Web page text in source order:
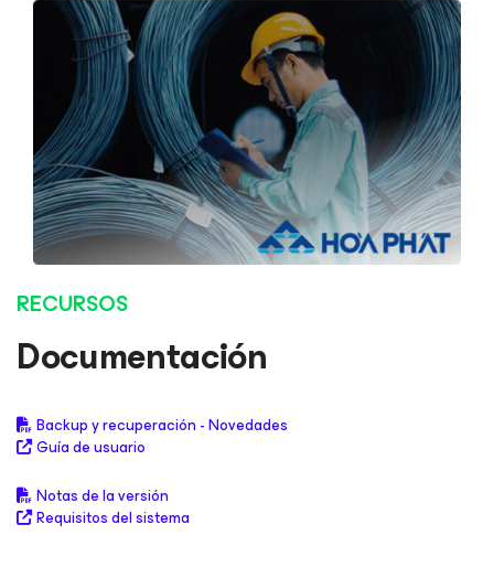
RECURSOS
Documentación
Backup y recuperación - Novedades
Guía de usuario
Notas de la versión
Requisitos del sistema